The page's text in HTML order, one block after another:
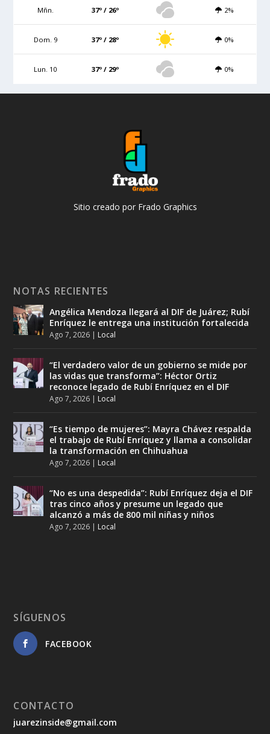
Mñn. 37º / 26º 2%
Dom. 9 37º / 28º 0%
Lun. 10 37º / 29º 0%
Sitio creado por Frado Graphics
NOTAS RECIENTES
Angélica Mendoza llegará al DIF de Juárez; Rubí
Enríquez le entrega una institución fortalecida
Ago 7, 2026 | Local
“El verdadero valor de un gobierno se mide por
las vidas que transforma”: Héctor Ortiz
reconoce legado de Rubí Enríquez en el DIF
Ago 7, 2026 | Local
“Es tiempo de mujeres”: Mayra Chávez respalda
el trabajo de Rubí Enríquez y llama a consolidar
la transformación en Chihuahua
Ago 7, 2026 | Local
“No es una despedida”: Rubí Enríquez deja el DIF
tras cinco años y presume un legado que
alcanzó a más de 800 mil niñas y niños
Ago 7, 2026 | Local
SÍGUENOS
FACEBOOK
CONTACTO
juarezinside@gmail.com